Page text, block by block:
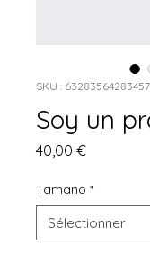
SKU :
Soy un
40,00 €Prix
Tamaño *